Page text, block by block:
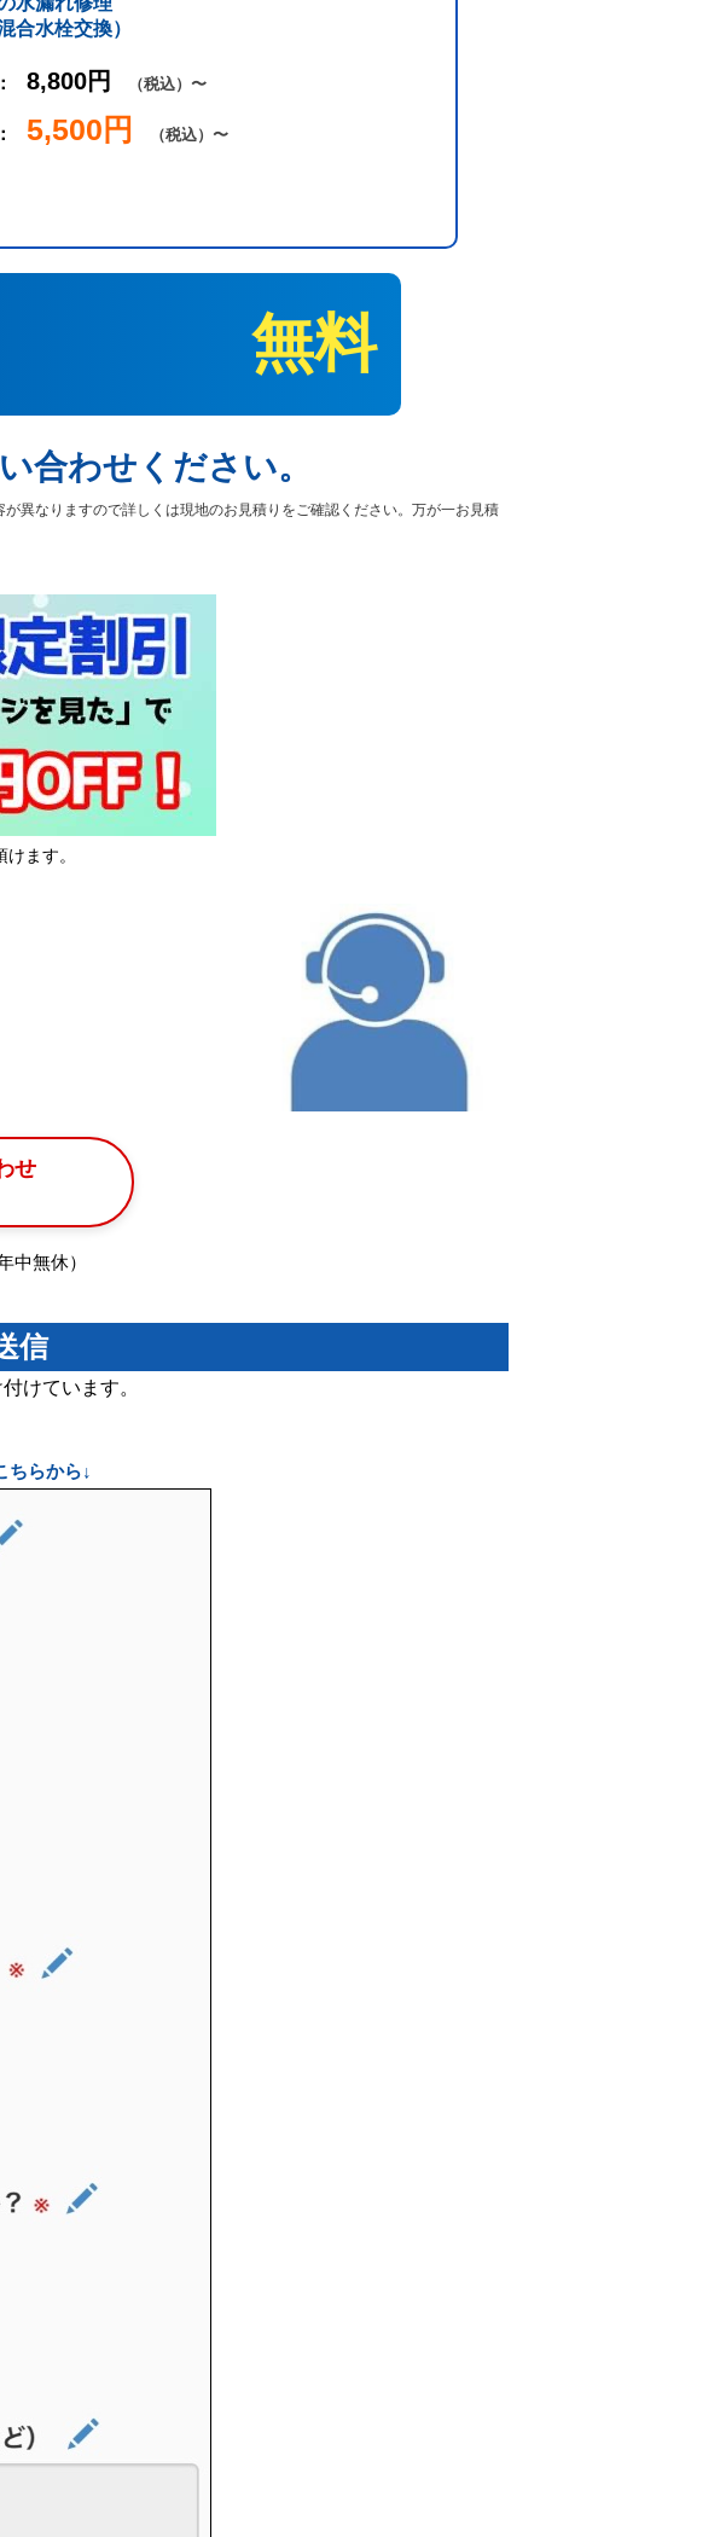
合水栓交換）
8,800円 （税込）〜
5,500円 （税込）〜
無料
合わせください。
異なりますので詳しくは現地のお見積りをご確認ください。万が一お見積
ます。
せ
中無休）
信
けています。
ちらから↓